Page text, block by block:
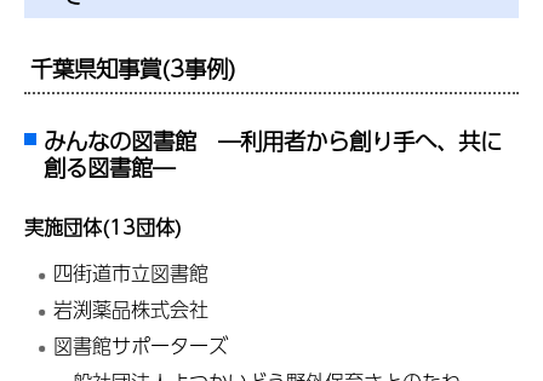
千葉県知事賞(3事例)
みんなの図書館 ―利用者から創り手へ、共に
創る図書館―
実施団体(13団体)
四街道市立図書館
岩渕薬品株式会社
図書館サポーターズ